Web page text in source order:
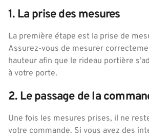
1. La prise des mesures
La première étape est la prise de
Assurez-vous de mesurer
hauteur afin que le rideau portière
à votre porte.
2. Le passage de la
Une fois les mesures prises, il ne
votre commande. Si vous avez des